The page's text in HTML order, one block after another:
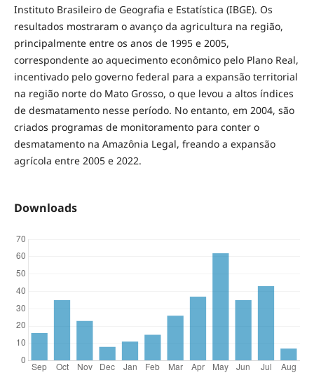
Instituto Brasileiro de Geografia e Estatística (IBGE). Os
resultados mostraram o avanço da agricultura na região,
principalmente entre os anos de 1995 e 2005,
correspondente ao aquecimento econômico pelo Plano Real,
incentivado pelo governo federal para a expansão territorial
na região norte do Mato Grosso, o que levou a altos índices
de desmatamento nesse período. No entanto, em 2004, são
criados programas de monitoramento para conter o
desmatamento na Amazônia Legal, freando a expansão
agrícola entre 2005 e 2022.
Downloads